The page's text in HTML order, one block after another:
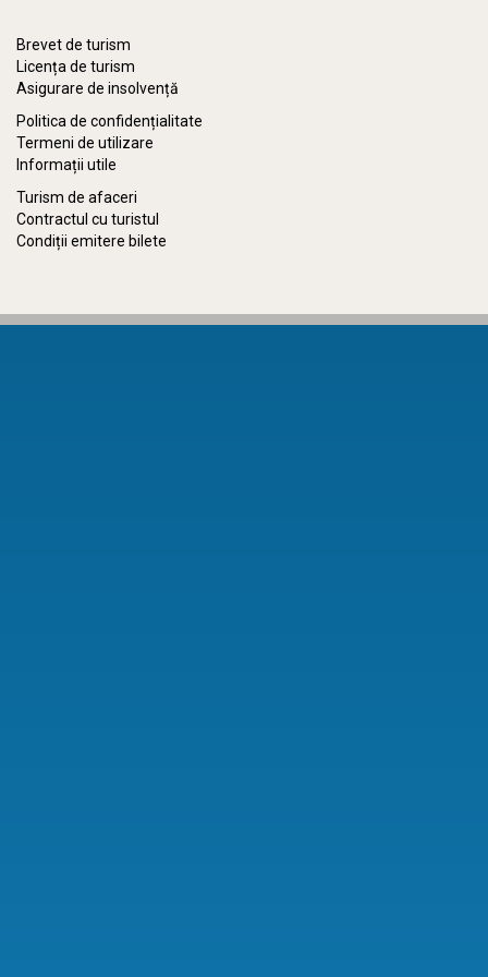
Brevet de turism
Licența de turism
Asigurare de insolvență
Politica de confidențialitate
Termeni de utilizare
Informații utile
Turism de afaceri
Contractul cu turistul
Condiții emitere bilete